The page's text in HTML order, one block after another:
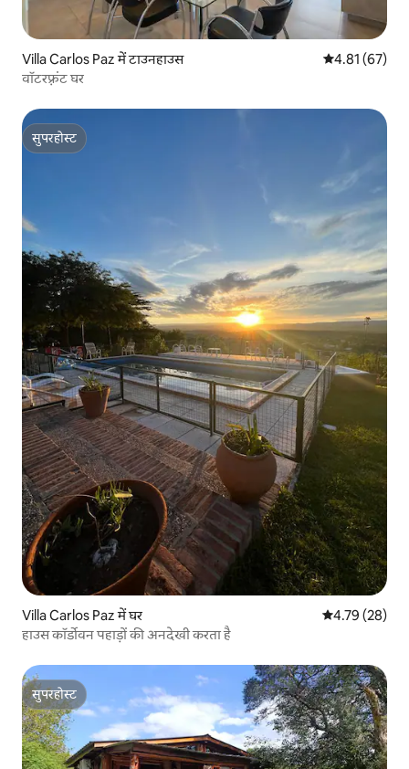
Villa Carlos Paz में टाउनहाउस औसत रेटिंग 5 में
4.81 (67)
वॉटरफ़्रंट घर
सुपरहोस्ट
सुपरहोस्ट
Villa Carlos Paz में घर औसत रेटिंग 5 में
4.79 (28)
हाउस कॉर्डोवन पहाड़ों की अनदेखी करता है
सुपरहोस्ट
सुपरहोस्ट